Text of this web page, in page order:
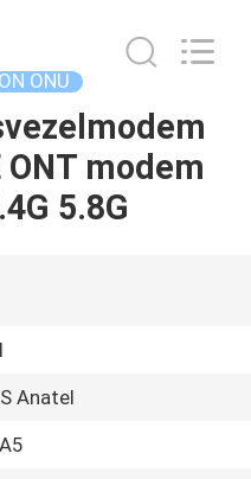
ONU
ONT modem
5.8G
Anatel